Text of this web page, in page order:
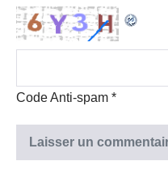
Code Anti-spam *